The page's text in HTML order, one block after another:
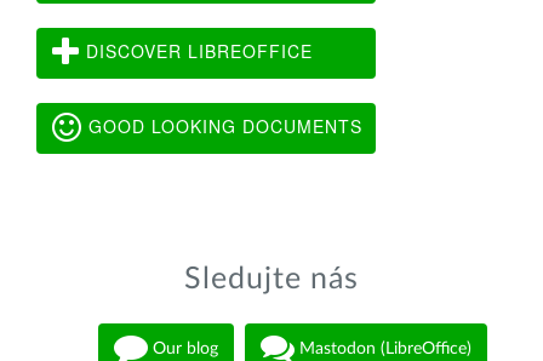
DISCOVER LIBREOFFICE
GOOD LOOKING DOCUMENTS
Sledujte nás
Our blog Mastodon (LibreOffice)